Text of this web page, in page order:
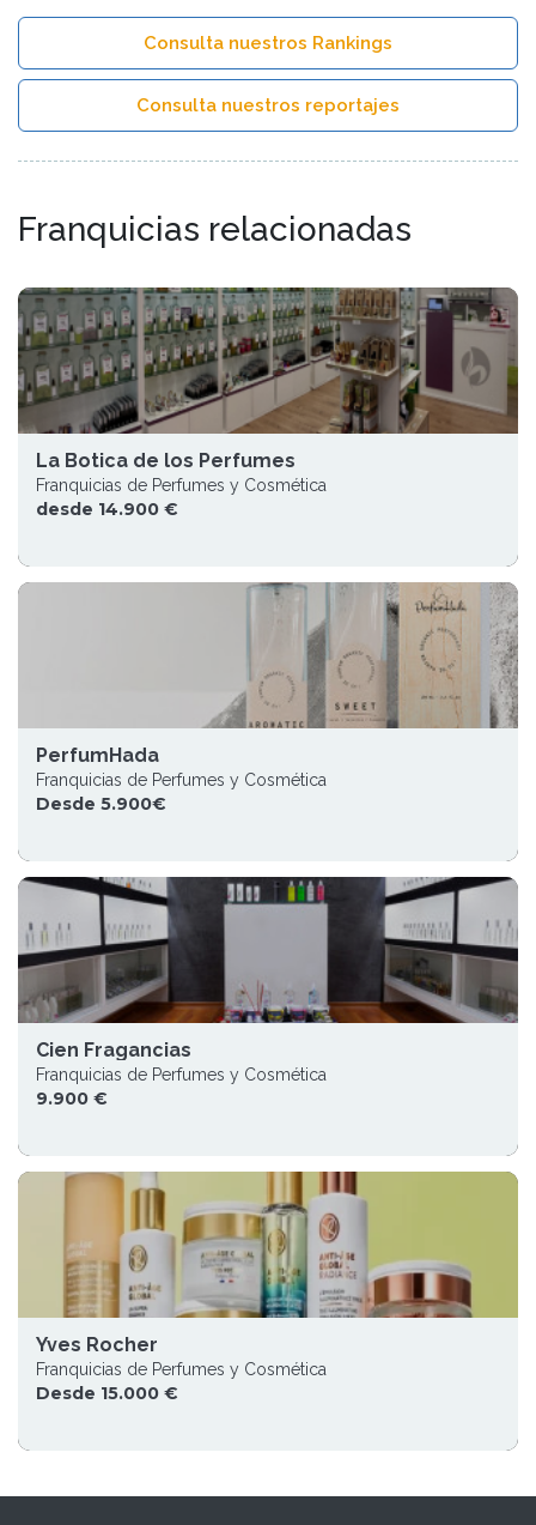
Consulta nuestros Rankings
Consulta nuestros reportajes
Franquicias relacionadas
La Botica de los Perfumes
Franquicias de Perfumes y Cosmética
desde 14.900 €
PerfumHada
Franquicias de Perfumes y Cosmética
Desde 5.900€
Cien Fragancias
Franquicias de Perfumes y Cosmética
9.900 €
Yves Rocher
Franquicias de Perfumes y Cosmética
Desde 15.000 €